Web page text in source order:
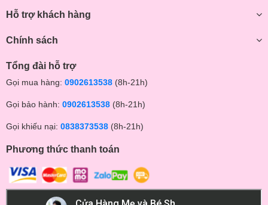
Hỗ trợ khách hàng
Chính sách
Tổng đài hỗ trợ
Gọi mua hàng: 0902613538 (8h-21h)
Gọi bảo hành: 0902613538 (8h-21h)
Gọi khiếu nại: 0838373538 (8h-21h)
Phương thức thanh toán